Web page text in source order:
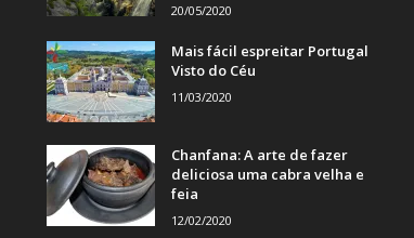
20/05/2020
Mais fácil espreitar Portugal
Visto do Céu
11/03/2020
Chanfana: A arte de fazer
deliciosa uma cabra velha e
feia
12/02/2020